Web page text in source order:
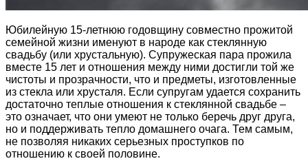
Юбилейную 15-летнюю годовщину совместно прожитой
семейной жизни именуют в народе как стеклянную
свадьбу (или хрустальную). Супружеская пара прожила
вместе 15 лет и отношения между ними достигли той же
чистоты и прозрачности, что и предметы, изготовленные
из стекла или хрусталя. Если супругам удается сохранить
достаточно теплые отношения к стеклянной свадьбе –
это означает, что они умеют не только беречь друг друга,
но и поддерживать тепло домашнего очага. Тем самым,
не позволяя никаких серьезных проступков по
отношению к своей половине.